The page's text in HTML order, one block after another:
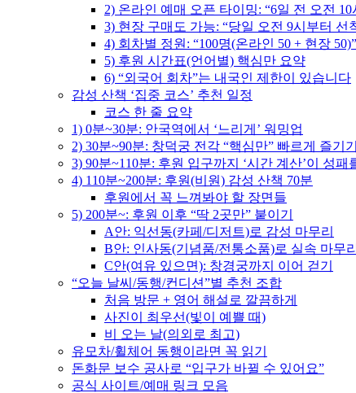
2) 온라인 예매 오픈 타이밍: “6일 전 오전 10
3) 현장 구매도 가능: “당일 오전 9시부터 선
4) 회차별 정원: “100명(온라인 50 + 현장 50)”
5) 후원 시간표(언어별) 핵심만 요약
6) “외국어 회차”는 내국인 제한이 있습니다
감성 산책 ‘집중 코스’ 추천 일정
코스 한 줄 요약
1) 0분~30분: 안국역에서 ‘느리게’ 워밍업
2) 30분~90분: 창덕궁 전각 “핵심만” 빠르게 즐기기
3) 90분~110분: 후원 입구까지 ‘시간 계산’이 성패
4) 110분~200분: 후원(비원) 감성 산책 70분
후원에서 꼭 느껴봐야 할 장면들
5) 200분~: 후원 이후 “딱 2곳만” 붙이기
A안: 익선동(카페/디저트)로 감성 마무리
B안: 인사동(기념품/전통소품)로 실속 마무리
C안(여유 있으면): 창경궁까지 이어 걷기
“오늘 날씨/동행/컨디션”별 추천 조합
처음 방문 + 영어 해설로 깔끔하게
사진이 최우선(빛이 예쁠 때)
비 오는 날(의외로 최고)
유모차/휠체어 동행이라면 꼭 읽기
돈화문 보수 공사로 “입구가 바뀔 수 있어요”
공식 사이트/예매 링크 모음